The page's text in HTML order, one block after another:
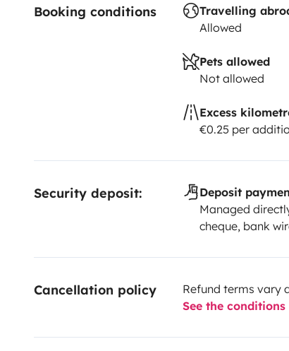
Booking conditions
Travelling
Allowed
Pets allowed
Not allowed
Excess
€0.25 per
Security deposit:
Deposit
Managed
cheque, bank
Cancellation policy
Refund terms vary
See the conditions